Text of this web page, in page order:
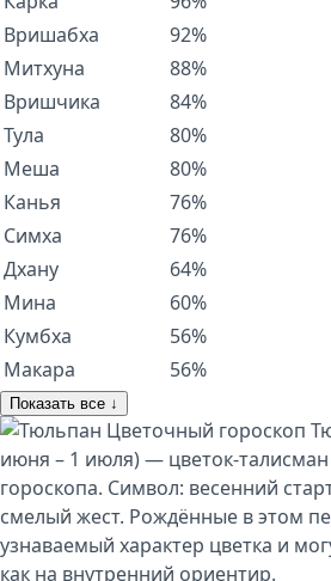
Вришабха
92%
Митхуна
88%
Вришчика
84%
Тула
80%
Меша
80%
Канья
76%
Симха
76%
Дхану
64%
Мина
60%
Кумбха
56%
Макара
56%
Показать все ↓
Цветочный гороскоп
июня – 1 июля) — цветок-
гороскопа. Символ: весенний
смелый жест. Рождённые в этом
узнаваемый характер цветка и
как на внутренний ориентир.